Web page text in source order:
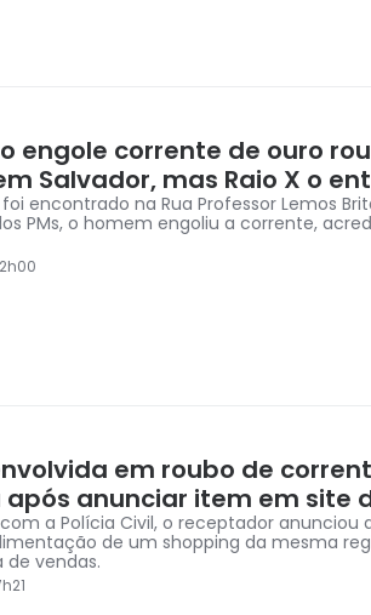
engole corrente de ouro
Salvador, mas Raio X o
encontrado na Rua Professor Lemos
PMs, o homem engoliu a corrente,
em roubo de
após anunciar item em site
a Polícia Civil, o receptador anunciou
de um shopping da mesma
vendas.